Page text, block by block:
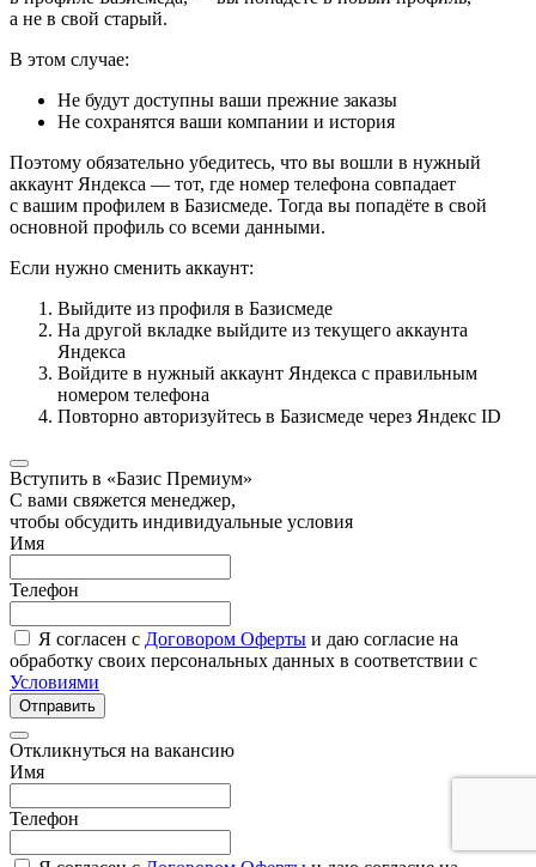
а не в свой старый.
В этом случае:
Не будут доступны ваши прежние заказы
Не сохранятся ваши компании и история
Поэтому обязательно убедитесь, что вы вошли в нужный
аккаунт Яндекса — тот, где номер телефона совпадает
с вашим профилем в Базисмеде. Тогда вы попадёте в свой
основной профиль со всеми данными.
Если нужно сменить аккаунт:
Выйдите из профиля в Базисмеде
На другой вкладке выйдите из текущего аккаунта
Яндекса
Войдите в нужный аккаунт Яндекса с правильным
номером телефона
Повторно авторизуйтесь в Базисмеде через Яндекс ID
Вступить в «Базис Премиум»
С вами свяжется менеджер,
чтобы обсудить индивидуальные условия
Имя
Телефон
Я согласен с Договором Оферты и даю согласие на
обработку своих персональных данных в соответствии с
Условиями
Отправить
Откликнуться на вакансию
Имя
Телефон